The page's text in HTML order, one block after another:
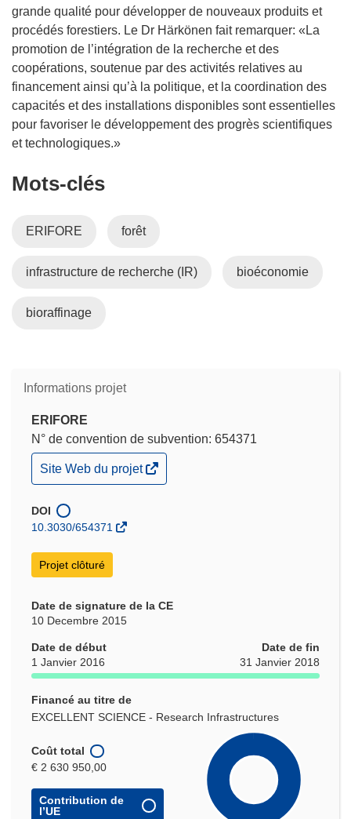
grande qualité pour développer de nouveaux produits et
procédés forestiers. Le Dr Härkönen fait remarquer: «La
promotion de l’intégration de la recherche et des
coopérations, soutenue par des activités relatives au
financement ainsi qu’à la politique, et la coordination des
capacités et des installations disponibles sont essentielles
pour favoriser le développement des progrès scientifiques
et technologiques.»
Mots‑clés
ERIFORE forêt
infrastructure de recherche (IR) bioéconomie
bioraffinage
Informations projet
ERIFORE
N° de convention de subvention: 654371
(s’ouvre
dans
nouvelle
fenêtre)
Site Web du projet
DOI
10.3030/654371
Projet clôturé
Date de signature de la CE
10 Decembre 2015
Date de début
1 Janvier 2016
Date de fin
31 Janvier 2018
Financé au titre de
EXCELLENT SCIENCE - Research Infrastructures
Coût total
€ 2 630 950,00
Contribution de
l’UE